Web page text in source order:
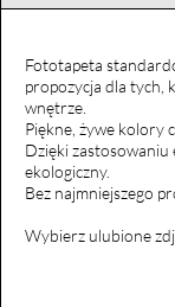
Fototapeta
propozycja dla tych,
wnętrze.
Piękne, żywe kolory
Dzięki
ekologiczny.
Bez najmniejszego
Wybierz ulubione